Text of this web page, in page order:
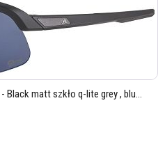
Black matt szkło q-lite grey , blu...